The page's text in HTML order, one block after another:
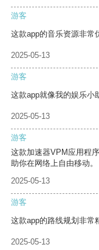
游客
这款app的音乐资源非常
2025-05-13
游客
这款app就像我的娱乐小
2025-05-13
游客
这款加速器VPM应用程
助你在网络上自由移动。
2025-05-13
游客
这款app的路线规划非常
2025-05-13